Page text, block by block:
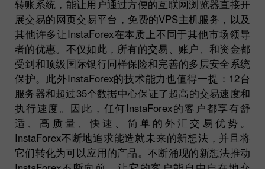
转账系统，能让用户通过方便的互联网浏览器直接开
展交易的网页交易平台，免费的VPS主机服务，以及
其他许多让InstaForex在本质上不同于其他市场领导
者的优惠。不仅如此，所有的交易、账户、和资金都
受到和顶级国际银行同样保险和完善的多层安全系统
保护。此外InstaForex的技术能力也值得一提：12台
服务器和超过35个数据中心保证了超高的交易速度和
执行速度。因此，任何InstaForex的客户都享有舒
适、高质量、快速、简单的外汇交易优势。
InstaForex不断地追求能造就未来的新想法，并且将
它们转化为可以应用的产品。不断涌现的新想法推动